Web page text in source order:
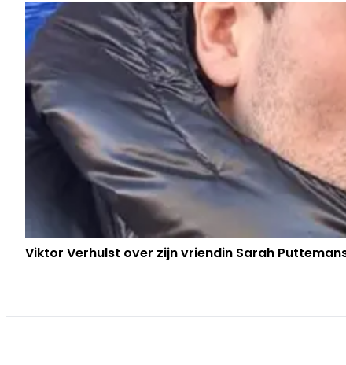
Viktor Verhulst over zijn vriendin Sarah